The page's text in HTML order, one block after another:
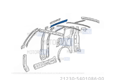
21230-5401086-00